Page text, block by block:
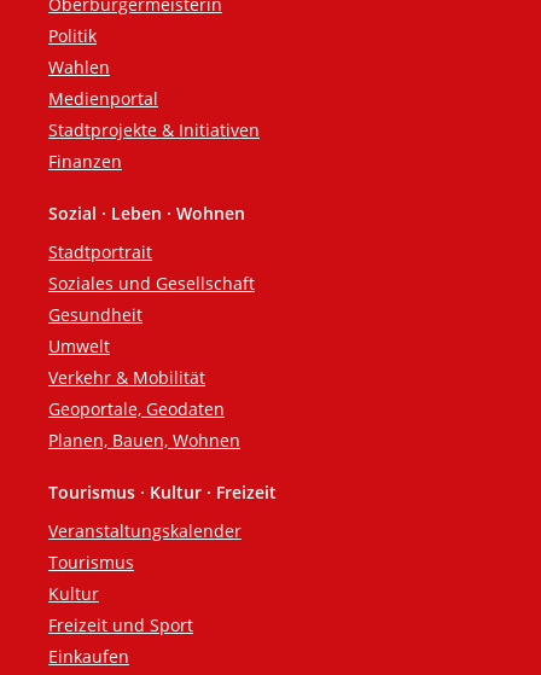
Politik
Wahlen
Medienportal
Stadtprojekte & Initiativen
Finanzen
Sozial · Leben · Wohnen
Stadtportrait
Soziales und Gesellschaft
Gesundheit
Umwelt
Verkehr & Mobilität
Geoportale, Geodaten
Planen, Bauen, Wohnen
Tourismus · Kultur · Freizeit
Veranstaltungskalender
Tourismus
Kultur
Freizeit und Sport
Einkaufen